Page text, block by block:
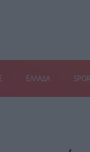
ΕΛΛΑΔΑ